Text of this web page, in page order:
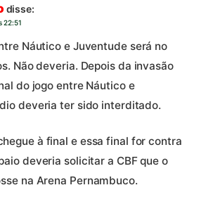
disse:
22:51
Náutico e Juventude será no
Não deveria. Depois da invasão
do jogo entre Náutico e
deveria ter sido interditado.
à final e essa final for contra
deveria solicitar a CBF que o
na Arena Pernambuco.